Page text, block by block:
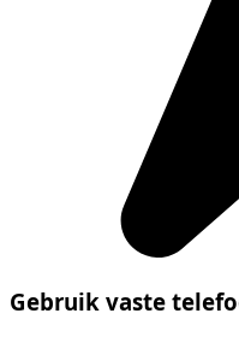
Gebruik vaste